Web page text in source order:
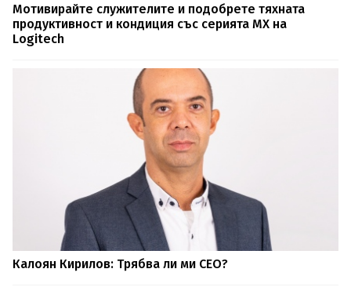
Мотивирайте служителите и подобрете тяхната
продуктивност и кондиция със серията MX на
Logitech
Калоян Кирилов: Трябва ли ми CEO?